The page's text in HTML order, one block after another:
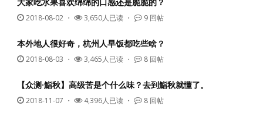
2018-08-02 ・ 3,650人已读 ・ 9 回帖
本外地人很好奇，杭州人早饭都吃些啥？
2018-08-03 ・ 3,465人已读 ・ 8 回帖
【众测·鮨秋】高级苦是个什么味？去到鮨秋就懂了。
2018-11-07 ・ 4,396人已读 ・ 8 回帖